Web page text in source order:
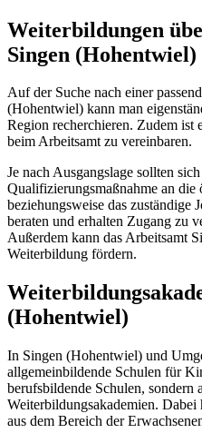
Weiterbildungen
Singen (Hohentwiel)
Auf der Suche nach einer
(Hohentwiel) kann man
Region recherchieren. Zudem ist
beim Arbeitsamt zu vereinbaren.
Je nach Ausgangslage sollten
Qualifizierungsmaßnahme an
beziehungsweise das zuständige
beraten und erhalten Zugang zu
Außerdem kann das Arbeitsamt
Weiterbildung fördern.
(Hohentwiel)
In Singen (Hohentwiel) und
allgemeinbildende Schulen für
berufsbildende Schulen, sondern
Weiterbildungsakademien.
aus dem Bereich der